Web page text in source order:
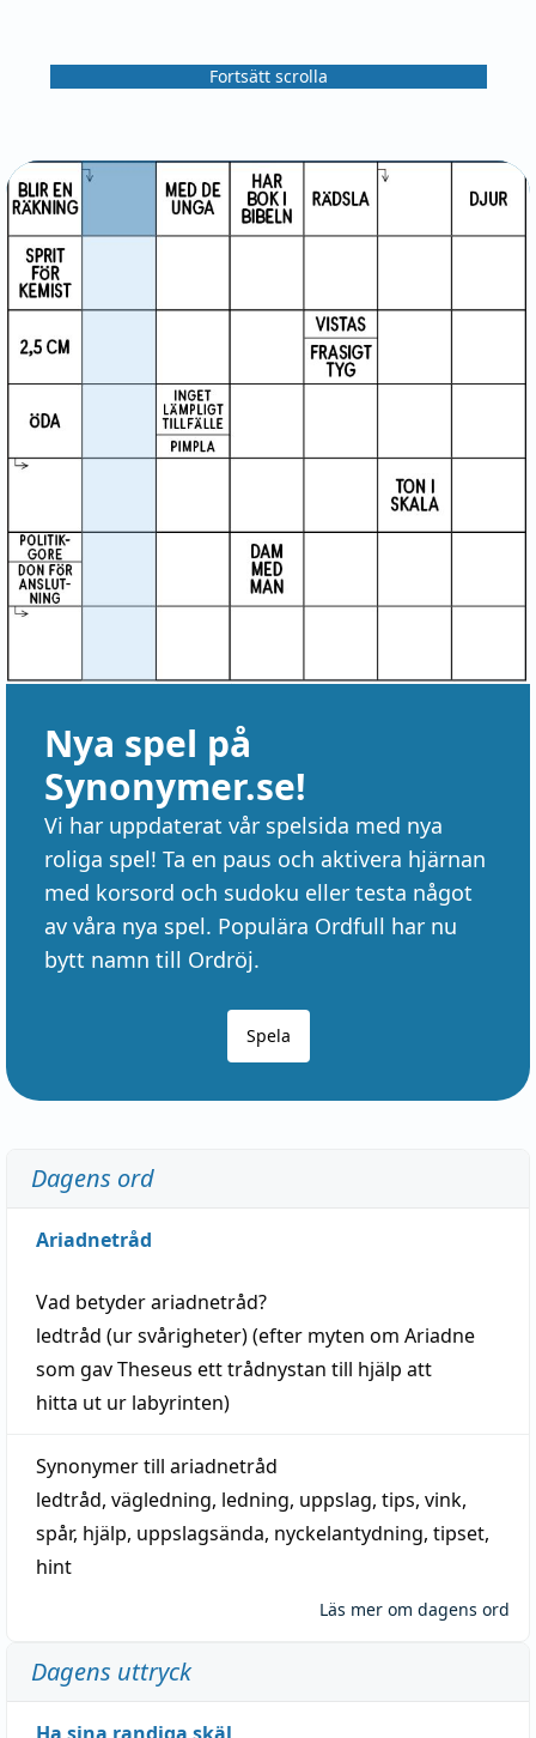
Fortsätt scrolla
Nya spel på
Synonymer.se!
Vi har uppdaterat vår spelsida med nya
roliga spel! Ta en paus och aktivera hjärnan
med korsord och sudoku eller testa något
av våra nya spel. Populära Ordfull har nu
bytt namn till Ordröj.
Spela
Dagens ord
Ariadnetråd
Vad betyderariadnetråd?
ledtråd (ur svårigheter) (efter myten om Ariadne
som gav Theseus ett trådnystan till hjälp att
hitta ut ur labyrinten)
Synonymer till ariadnetråd
ledtråd, vägledning, ledning, uppslag, tips, vink,
spår, hjälp, uppslagsända, nyckelantydning, tipset,
hint
Läs mer om dagens ord
Dagens uttryck